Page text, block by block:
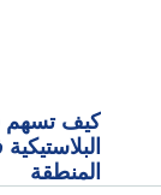
كيف تسهم
المنطقة